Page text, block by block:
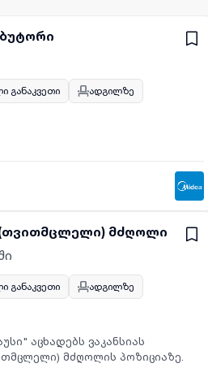
განაკვეთი
ადგილზე
მძღოლი
განაკვეთი
ადგილზე
აცხადებს ვაკანსიას
მძღოლის პოზიციაზე.